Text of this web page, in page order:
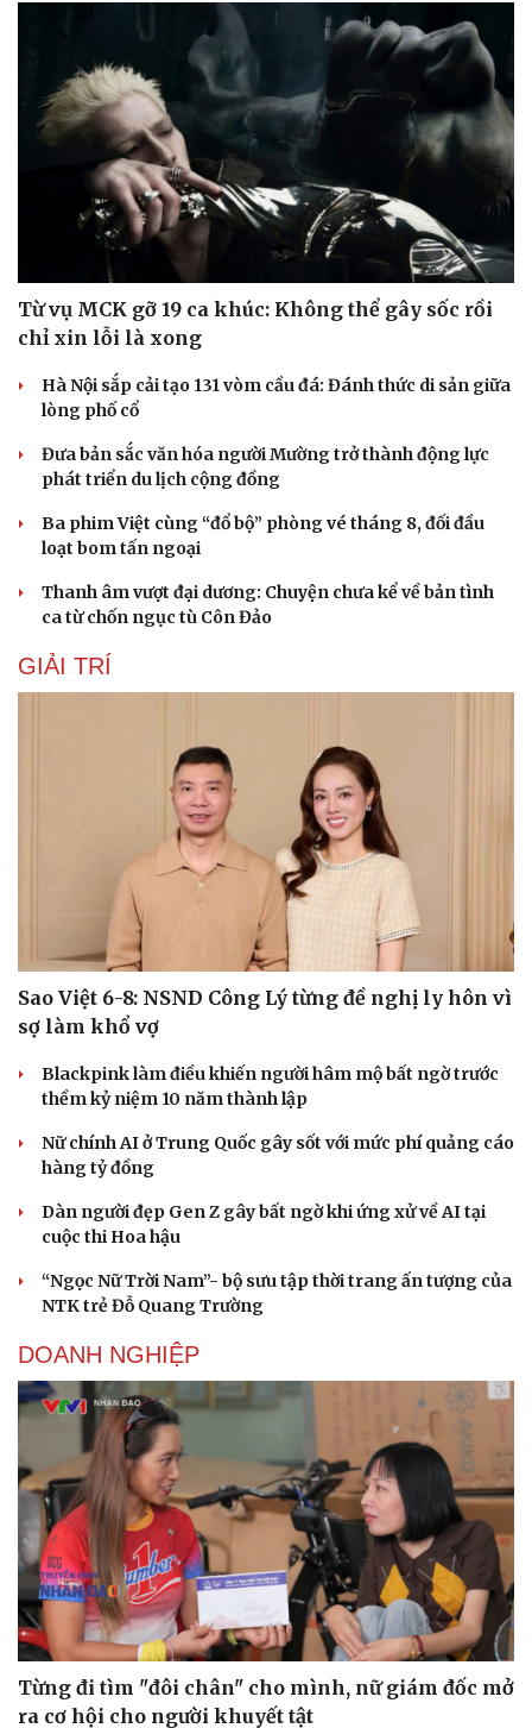
Kể chuyện cho bé
Hạt giống tâm hồn
Cải chính
Từ vụ MCK gỡ 19 ca khúc: Không thể gây sốc rồi
chỉ xin lỗi là xong
Hà Nội sắp cải tạo 131 vòm cầu đá: Đánh thức di sản giữa
lòng phố cổ
Đưa bản sắc văn hóa người Mường trở thành động lực
phát triển du lịch cộng đồng
Ba phim Việt cùng “đổ bộ” phòng vé tháng 8, đối đầu
loạt bom tấn ngoại
Thanh âm vượt đại dương: Chuyện chưa kể về bản tình
ca từ chốn ngục tù Côn Đảo
GIẢI TRÍ
Sao Việt 6-8: NSND Công Lý từng đề nghị ly hôn vì
sợ làm khổ vợ
Blackpink làm điều khiến người hâm mộ bất ngờ trước
thềm kỷ niệm 10 năm thành lập
Nữ chính AI ở Trung Quốc gây sốt với mức phí quảng cáo
hàng tỷ đồng
Dàn người đẹp Gen Z gây bất ngờ khi ứng xử về AI tại
cuộc thi Hoa hậu
“Ngọc Nữ Trời Nam”- bộ sưu tập thời trang ấn tượng của
NTK trẻ Đỗ Quang Trường
DOANH NGHIỆP
Từng đi tìm "đôi chân" cho mình, nữ giám đốc mở
ra cơ hội cho người khuyết tật